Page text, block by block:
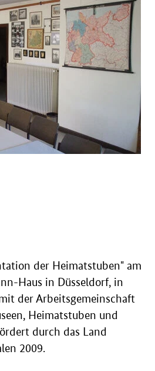
der Heimatstuben" am
Haus in Düsseldorf, in
der Arbeitsgemeinschaft
Heimatstuben und
durch das Land
2009.